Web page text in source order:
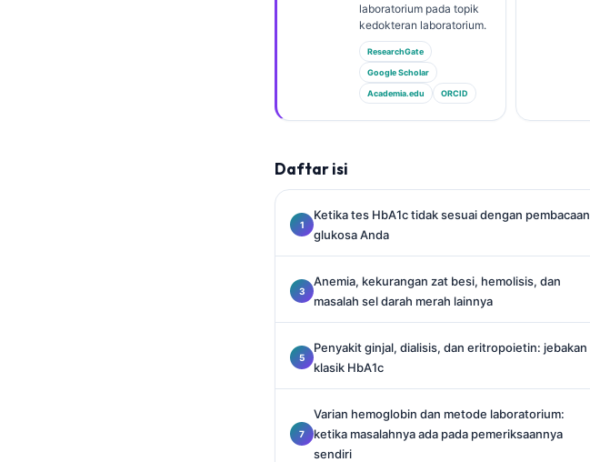
laboratorium pada topik
kedokteran laboratorium.
ResearchGate
Google Scholar
Academia.edu ORCID
Daftar isi
Ketika tes HbA1c tidak sesuai dengan pembacaan
glukosa Anda
Anemia, kekurangan zat besi, hemolisis, dan
masalah sel darah merah lainnya
Penyakit ginjal, dialisis, dan eritropoietin: jebakan
klasik HbA1c
Varian hemoglobin dan metode laboratorium:
ketika masalahnya ada pada pemeriksaannya
sendiri